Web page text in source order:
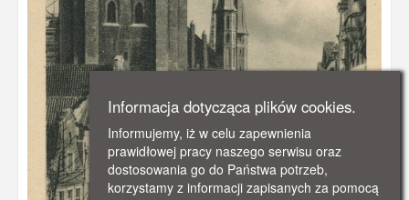
Informacja dotycząca plików cookies.
Informujemy, iż w celu zapewnienia
prawidłowej pracy naszego serwisu oraz
dostosowania go do Państwa potrzeb,
korzystamy z informacji zapisanych za pomocą